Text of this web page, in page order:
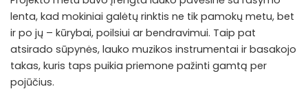
lenta, kad mokiniai galėtų rinktis ne tik pamokų metu, bet
ir po jų – kūrybai, poilsiui ar bendravimui. Taip pat
atsirado sūpynės, lauko muzikos instrumentai ir basakojo
takas, kuris taps puikia priemone pažinti gamtą per
pojūčius.